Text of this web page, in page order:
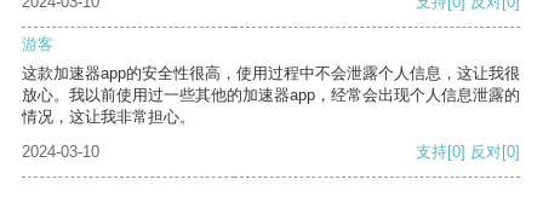
游客
这款加速器app的安全性很高，使用过程中不会泄露个人信息，这让我很
放心。我以前使用过一些其他的加速器app，经常会出现个人信息泄露的
情况，这让我非常担心。
2024-03-10
支持[0] 反对[0]